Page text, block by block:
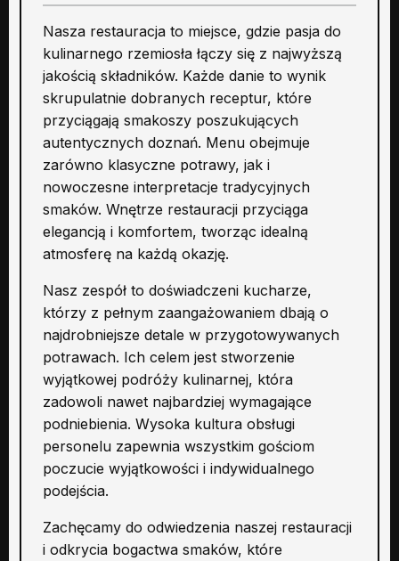
Nasza restauracja to miejsce, gdzie pasja do
kulinarnego rzemiosła łączy się z najwyższą
jakością składników. Każde danie to wynik
skrupulatnie dobranych receptur, które
przyciągają smakoszy poszukujących
autentycznych doznań. Menu obejmuje
zarówno klasyczne potrawy, jak i
nowoczesne interpretacje tradycyjnych
smaków. Wnętrze restauracji przyciąga
elegancją i komfortem, tworząc idealną
atmosferę na każdą okazję.
Nasz zespół to doświadczeni kucharze,
którzy z pełnym zaangażowaniem dbają o
najdrobniejsze detale w przygotowywanych
potrawach. Ich celem jest stworzenie
wyjątkowej podróży kulinarnej, która
zadowoli nawet najbardziej wymagające
podniebienia. Wysoka kultura obsługi
personelu zapewnia wszystkim gościom
poczucie wyjątkowości i indywidualnego
podejścia.
Zachęcamy do odwiedzenia naszej restauracji
i odkrycia bogactwa smaków, które